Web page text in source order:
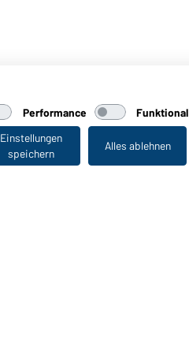
Zuletzt angesehen
Performance Funktional
Einstellungen
speichern
Alles ablehnen